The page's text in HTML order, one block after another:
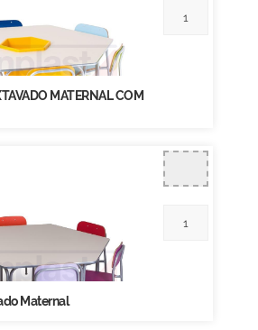
MATERNAL COM
Maternal